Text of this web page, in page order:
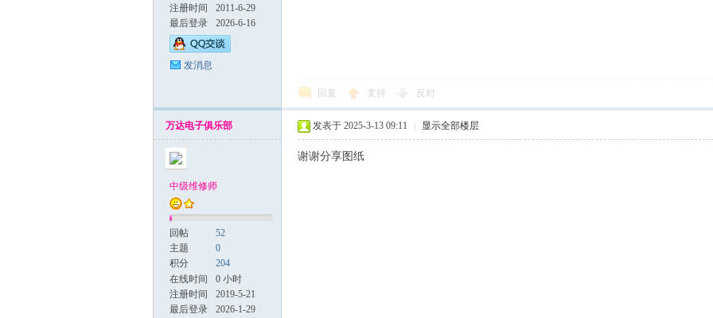
注册时间
2011-6-29
最后登录
2026-6-16
发消息
回复 支持 反对
万达电子俱乐部
中级维修师
回帖
52
主题
0
积分
204
在线时间
0 小时
注册时间
2019-5-21
最后登录
2026-1-29
发表于 2025-3-13 09:11 显示全部楼层
谢谢分享图纸